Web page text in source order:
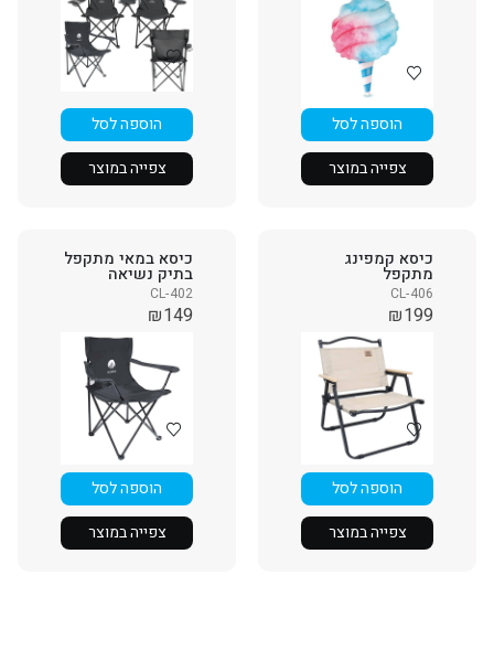
הוספה לסל
צפייה במוצר
הוספה לסל
צפייה במוצר
כיסא קמפינג
מתקפל
CL-406
₪199
הוספה לסל
צפייה במוצר
כיסא במאי מתקפל
בתיק נשיאה
CL-402
₪149
הוספה לסל
צפייה במוצר